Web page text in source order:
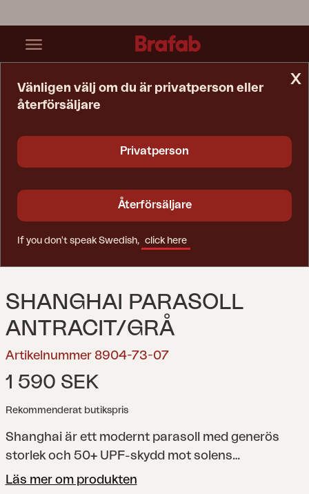
SHANGHAI PARASOLL
ANTRACIT/GRÅ
Artikelnummer 8904-73-07
1 590 SEK
Rekommenderat butikspris
Shanghai är ett modernt parasoll med generös
storlek och 50+ UPF-skydd mot solens
ultravioletta strålning. 2,7 meter i diameter skapar
Läs mer om produkten
x
Vänligen välj om du är privatperson eller
återförsäljare
Privatperson
Återförsäljare
If you don't speak Swedish, click here